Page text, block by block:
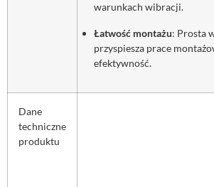
warunkach wibracji.
Łatwość montażu: Prosta
przyspiesza prace
efektywność.
Dane
techniczne
produktu